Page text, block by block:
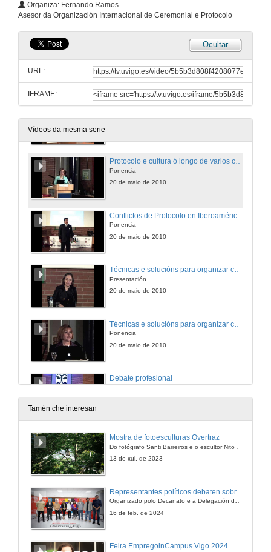
Organiza: Fernando Ramos
Asesor da Organización Internacional de Ceremonial e Protocolo
Ocultar
URL:
IFRAME:
Vídeos da mesma serie
Ponencia
19 de maio de 2010
Ponencia
19 de maio de 2010
Protocolo e cultura ó longo de varios continentes no siglo XXI
Protocolo e cultura ó longo de varios continentes no siglo XXI
Ponencia
20 de maio de 2010
Ponencia
20 de maio de 2010
Técnicas e solucións para organizar congresos internacionais
Presentación
20 de maio de 2010
Ponencia
20 de maio de 2010
Debate profesional
20 de maio de 2010
Ponencia
Presentación
Ponencia
Tamén che interesan
Mostra de fotoesculturas Overtraz
13 de xul. de 2023
Organizado polo Decanato e a Delegación de Alumnado de Dirección e Xestión Pública e coa participación de candidatos de PP, BNG, PSOE, Sumar e Podemos
16 de feb. de 2024
Feira EmpregoinCampus Vigo 2024